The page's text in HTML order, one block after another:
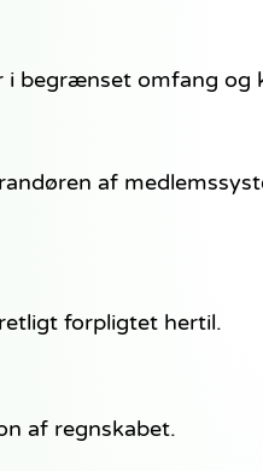
i begrænset omfang
af
forpligtet hertil.
af regnskabet.